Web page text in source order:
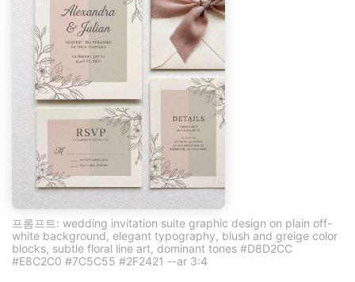
프롬프트: wedding invitation suite graphic design on plain off-
white background, elegant typography, blush and greige color
blocks, subtle floral line art, dominant tones #D8D2CC
#E8C2C0 #7C5C55 #2F2421 --ar 3:4